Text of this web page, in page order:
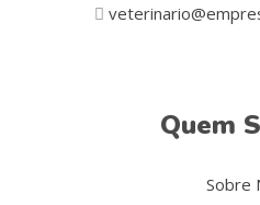
Quem
Sobre